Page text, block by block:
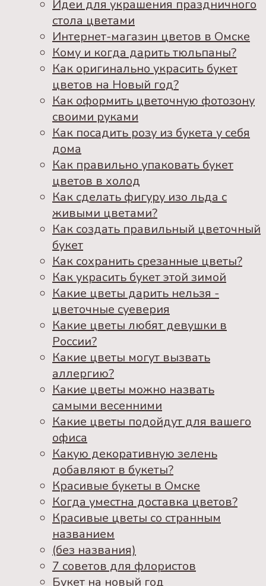
Идеи для украшения праздничного
стола цветами
Интернет-магазин цветов в Омске
Кому и когда дарить тюльпаны?
Как оригинально украсить букет
цветов на Новый год?
Как оформить цветочную фотозону
своими руками
Как посадить розу из букета у себя
дома
Как правильно упаковать букет
цветов в холод
Как сделать фигуру изо льда с
живыми цветами?
Как создать правильный цветочный
букет
Как сохранить срезанные цветы?
Как украсить букет этой зимой
Какие цветы дарить нельзя -
цветочные суеверия
Какие цветы любят девушки в
России?
Какие цветы могут вызвать
аллергию?
Какие цветы можно назвать
самыми весенними
Какие цветы подойдут для вашего
офиса
Какую декоративную зелень
добавляют в букеты?
Красивые букеты в Омске
Когда уместна доставка цветов?
Красивые цветы со странным
названием
(без названия)
7 советов для флористов
Букет на новый год